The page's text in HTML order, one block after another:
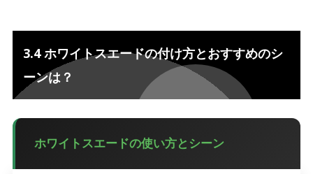
3.4 ホワイトスエードの付け方とおすすめのシ
ーンは？
ホワイトスエードの使い方とシーン